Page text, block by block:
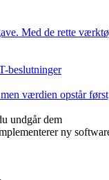
Med de rette
beslutninger
værdien opstår
undgår dem
ny